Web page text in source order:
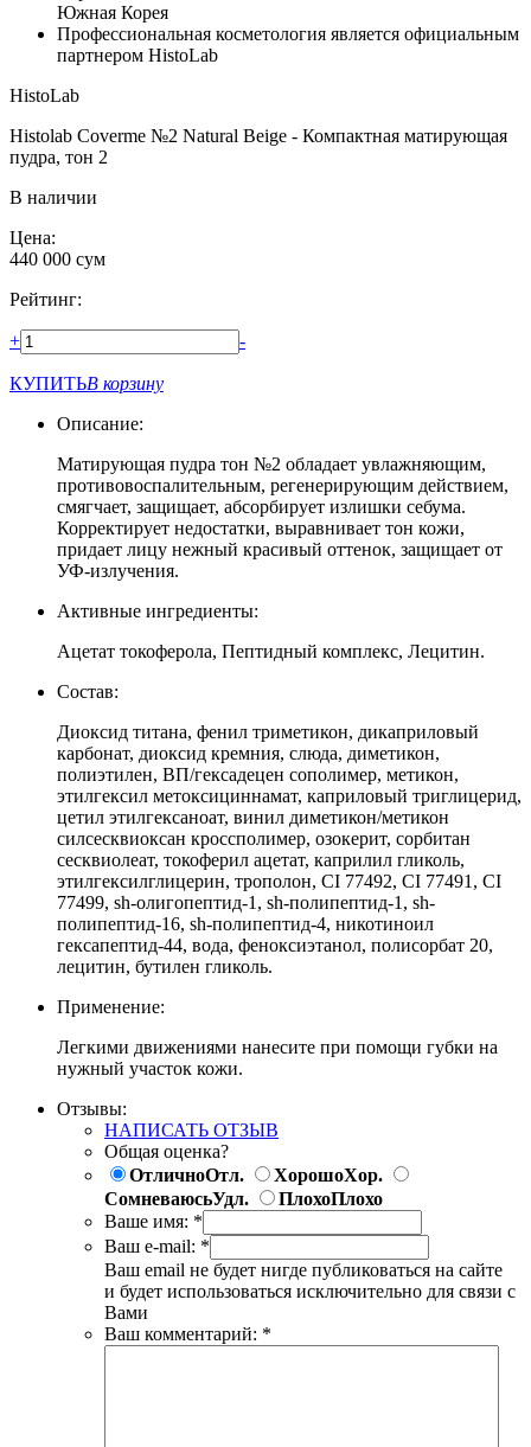
Южная Корея
Профессиональная косметология является официальным
партнером HistoLab
HistoLab
Histolab Coverme №2 Natural Beige - Компактная матирующая
пудра, тон 2
В наличии
Цена:
440 000 сум
Рейтинг:
+ -
КУПИТЬВ корзину
Описание:
Матирующая пудра тон №2 обладает увлажняющим,
противовоспалительным, регенерирующим действием,
смягчает, защищает, абсорбирует излишки себума.
Корректирует недостатки, выравнивает тон кожи,
придает лицу нежный красивый оттенок, защищает от
УФ-излучения.
Активные ингредиенты:
Ацетат токоферола, Пептидный комплекс, Лецитин.
Состав:
Диоксид титана, фенил триметикон, дикаприловый
карбонат, диоксид кремния, слюда, диметикон,
полиэтилен, ВП/гексадецен сополимер, метикон,
этилгексил метоксициннамат, каприловый триглицерид,
цетил этилгексаноат, винил диметикон/метикон
силсесквиоксан кроссполимер, озокерит, сорбитан
сесквиолеат, токоферил ацетат, каприлил гликоль,
этилгексилглицерин, трополон, CI 77492, CI 77491, CI
77499, sh-олигопептид-1, sh-полипептид-1, sh-
полипептид-16, sh-полипептид-4, никотиноил
гексапептид-44, вода, феноксиэтанол, полисорбат 20,
лецитин, бутилен гликоль.
Применение:
Легкими движениями нанесите при помощи губки на
нужный участок кожи.
Отзывы:
НАПИСАТЬ ОТЗЫВ
Общая оценка?
ОтличноОтл. ХорошоХор.
СомневаюсьУдл. ПлохоПлохо
Ваше имя: *
Ваш e-mail: *
Ваш email не будет нигде публиковаться на сайте
и будет использоваться исключительно для связи с
Вами
Ваш комментарий: *